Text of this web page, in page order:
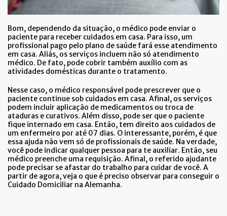
Bom, dependendo da situação, o médico pode enviar o
paciente para receber cuidados em casa. Para isso, um
profissional pago pelo plano de saúde fará esse atendimento
em casa. Aliás, os serviços incluem não só atendimento
médico. De fato, pode cobrir também auxílio com as
atividades domésticas durante o tratamento.
Nesse caso, o médico responsável pode prescrever que o
paciente continue sob cuidados em casa. Afinal, os serviços
podem incluir aplicação de medicamentos ou troca de
ataduras e curativos. Além disso, pode ser que o paciente
fique internado em casa. Então, tem direito aos cuidados de
um enfermeiro por até 07 dias. O interessante, porém, é que
essa ajuda não vem só de profissionais de saúde. Na verdade,
você pode indicar qualquer pessoa para te auxiliar. Então, seu
médico preenche uma requisição. Afinal, o referido ajudante
pode precisar se afastar do trabalho para cuidar de você. A
partir de agora, veja o que é preciso observar para conseguir o
Cuidado Domiciliar na Alemanha.